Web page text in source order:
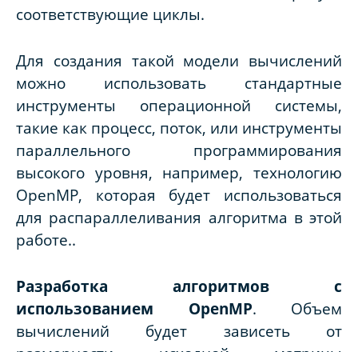
соответствующие циклы.
Для создания такой модели вычислений
можно использовать стандартные
инструменты операционной системы,
такие как процесс, поток, или инструменты
параллельного программирования
высокого уровня, например, технологию
OpenMP, которая будет использоваться
для распараллеливания алгоритма в этой
работе..
Разработка алгоритмов с
использованием OpenMP. Объем
вычислений будет зависеть от